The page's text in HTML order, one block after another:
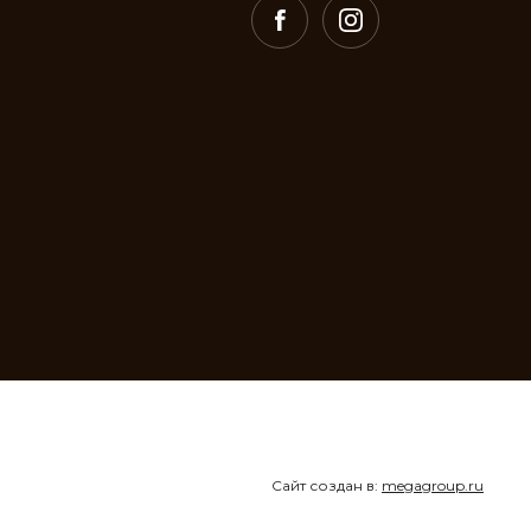
Сайт создан в: megagroup.ru